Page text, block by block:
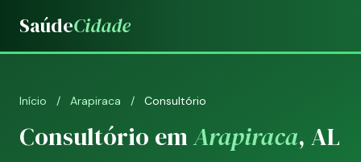
SaúdeCidade
Início / Arapiraca / Consultório
Consultório emArapiraca, AL